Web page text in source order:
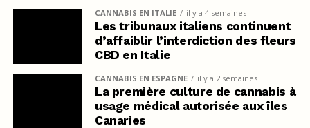
CANNABIS EN ITALIE il y a 4 semaines
Les tribunaux italiens continuent
d’affaiblir l’interdiction des fleurs
CBD en Italie
CANNABIS EN ESPAGNE il y a 2 semaines
La première culture de cannabis à
usage médical autorisée aux îles
Canaries